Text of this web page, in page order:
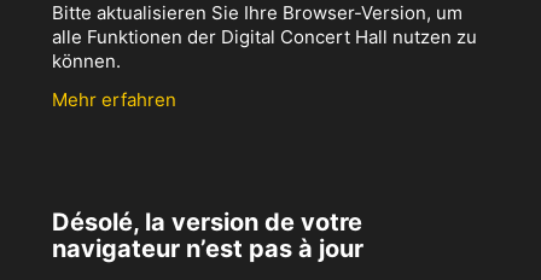
Bitte aktualisieren Sie Ihre Browser-Version, um
alle Funktionen der Digital Concert Hall nutzen zu
können.
Mehr erfahren
Désolé, la version de votre
navigateur n’est pas à jour